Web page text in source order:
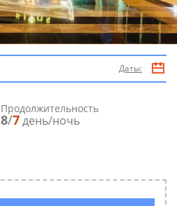
Даты:
Продолжительность
8/7день/ночь